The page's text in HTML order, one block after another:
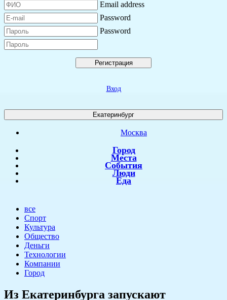
Email address
Password
Password
Регистрация
Вход
Екатеринбург
Москва
Город
Места
События
Люди
Еда
все
Спорт
Культура
Общество
Деньги
Технологии
Компании
Город
​Из Екатеринбурга запускают